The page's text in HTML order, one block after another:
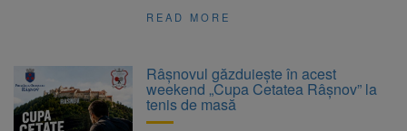
READ MORE
Râșnovul găzduiește în acest
weekend „Cupa Cetatea Râșnov” la
tenis de masă